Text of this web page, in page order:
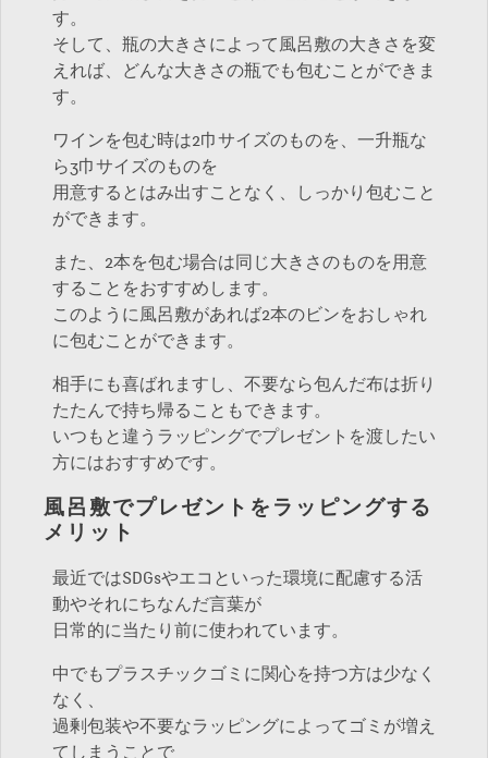
す。
そして、瓶の大きさによって風呂敷の大きさを変
えれば、どんな大きさの瓶でも包むことができま
す。
ワインを包む時は2巾サイズのものを、一升瓶な
ら3巾サイズのものを
用意するとはみ出すことなく、しっかり包むこと
ができます。
また、2本を包む場合は同じ大きさのものを用意
することをおすすめします。
このように風呂敷があれば2本のビンをおしゃれ
に包むことができます。
相手にも喜ばれますし、不要なら包んだ布は折り
たたんで持ち帰ることもできます。
いつもと違うラッピングでプレゼントを渡したい
方にはおすすめです。
風呂敷でプレゼントをラッピングする
メリット
最近ではSDGsやエコといった環境に配慮する活
動やそれにちなんだ言葉が
日常的に当たり前に使われています。
中でもプラスチックゴミに関心を持つ方は少なく
なく、
過剰包装や不要なラッピングによってゴミが増え
てしまうことで